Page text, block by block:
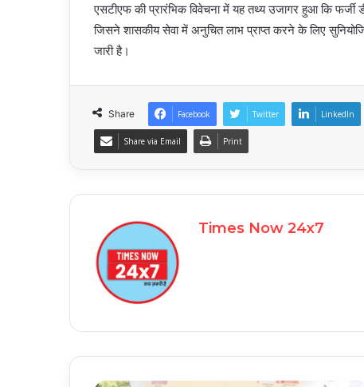
एसटीएफ की प्रारंभिक विवेचना में यह तथ्य उजागर हुआ कि
जिसने शासकीय सेवा में अनुचित लाभ प्राप्त करने के लिए
जारी है।
Share Facebook Twitter LinkedIn
Share via Email Print
Times Now 24x7